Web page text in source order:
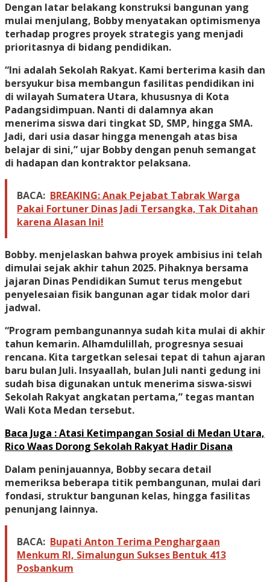
Dengan latar belakang konstruksi bangunan yang
mulai menjulang, Bobby menyatakan optimismenya
terhadap progres proyek strategis yang menjadi
prioritasnya di bidang pendidikan.
“Ini adalah Sekolah Rakyat. Kami berterima kasih dan
bersyukur bisa membangun fasilitas pendidikan ini
di wilayah Sumatera Utara, khususnya di Kota
Padangsidimpuan. Nanti di dalamnya akan
menerima siswa dari tingkat SD, SMP, hingga SMA.
Jadi, dari usia dasar hingga menengah atas bisa
belajar di sini,” ujar Bobby dengan penuh semangat
di hadapan dan kontraktor pelaksana.
BACA: BREAKING: Anak Pejabat Tabrak Warga
Pakai Fortuner Dinas Jadi Tersangka, Tak Ditahan
karena Alasan Ini!
Bobby. menjelaskan bahwa proyek ambisius ini telah
dimulai sejak akhir tahun 2025. Pihaknya bersama
jajaran Dinas Pendidikan Sumut terus mengebut
penyelesaian fisik bangunan agar tidak molor dari
jadwal.
“Program pembangunannya sudah kita mulai di akhir
tahun kemarin. Alhamdulillah, progresnya sesuai
rencana. Kita targetkan selesai tepat di tahun ajaran
baru bulan Juli. Insyaallah, bulan Juli nanti gedung ini
sudah bisa digunakan untuk menerima siswa-siswi
Sekolah Rakyat angkatan pertama,” tegas mantan
Wali Kota Medan tersebut.
Baca Juga : Atasi Ketimpangan Sosial di Medan Utara,
Rico Waas Dorong Sekolah Rakyat Hadir Disana
Dalam peninjauannya, Bobby secara detail
memeriksa beberapa titik pembangunan, mulai dari
fondasi, struktur bangunan kelas, hingga fasilitas
penunjang lainnya.
BACA: Bupati Anton Terima Penghargaan
Menkum RI, Simalungun Sukses Bentuk 413
Posbankum